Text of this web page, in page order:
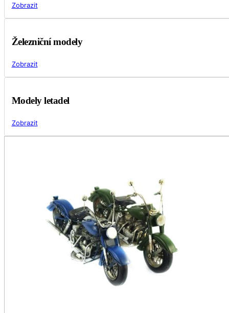
Zobrazit
Železniční modely
Zobrazit
Modely letadel
Zobrazit